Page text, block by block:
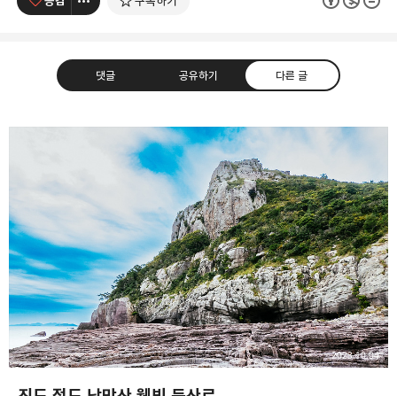
댓글 공유하기 다른 글
사진 속의 또 다른 나
사진, 음악, 영화, 컴퓨터, IT
구독하기
라인 트위터
밴드 네이버 블로그 Pocket
2023.10.04